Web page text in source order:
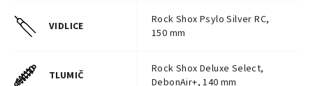
VIDLICE
Rock Shox Psylo Silver RC,
150 mm
TLUMIČ
Rock Shox Deluxe Select,
DebonAir+, 140 mm